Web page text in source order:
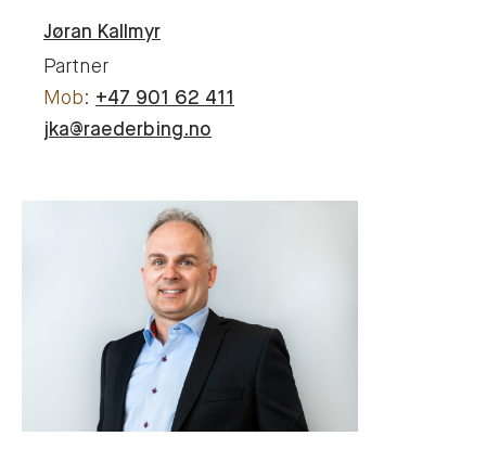
Jøran Kallmyr
Partner
+47 901 62 411
jka@raederbing.no